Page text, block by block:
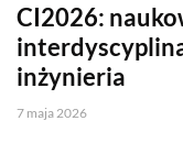
CI2026:
inżynieria
7 maja 2026